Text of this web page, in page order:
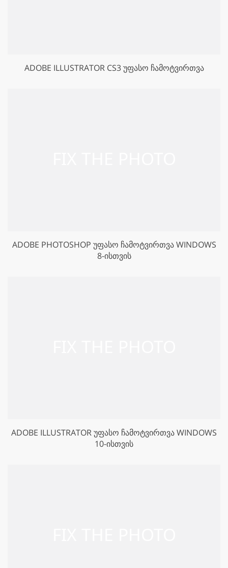
ADOBE ILLUSTRATOR CS3 ᲣᲤᲐᲡᲝ ᲩᲐᲛᲝᲢᲕᲘᲠᲗᲕᲐ
ADOBE PHOTOSHOP ᲣᲤᲐᲡᲝ ᲩᲐᲛᲝᲢᲕᲘᲠᲗᲕᲐ WINDOWS
8-ᲘᲡᲗᲕᲘᲡ
ADOBE ILLUSTRATOR ᲣᲤᲐᲡᲝ ᲩᲐᲛᲝᲢᲕᲘᲠᲗᲕᲐ WINDOWS
10-ᲘᲡᲗᲕᲘᲡ